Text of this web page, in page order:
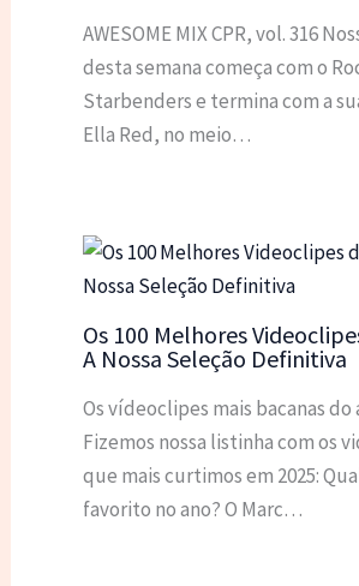
AWESOME MIX CPR, vol. 316
desta semana começa com o
Starbenders e termina com a
Ella Red, no meio…
Os 100 Melhores
A Nossa Seleção Definitiva
Os vídeoclipes mais bacanas do
Fizemos nossa listinha com os
que mais curtimos em 2025:
favorito no ano? O Marc…